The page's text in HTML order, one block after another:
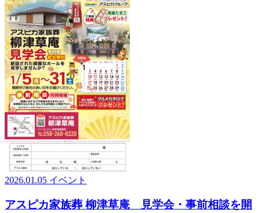
2026.01.05 イベント
アスピカ家族葬 柳津草庵 見学会・事前相談を開